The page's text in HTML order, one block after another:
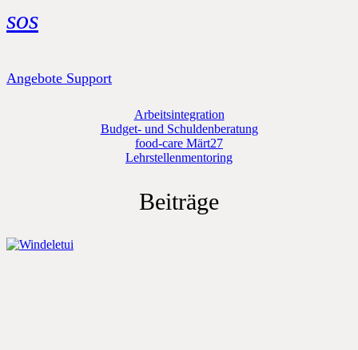
sos
Angebote Support
Arbeitsintegration
Budget- und Schuldenberatung
food-care Märt27
Lehrstellenmentoring
Beiträge